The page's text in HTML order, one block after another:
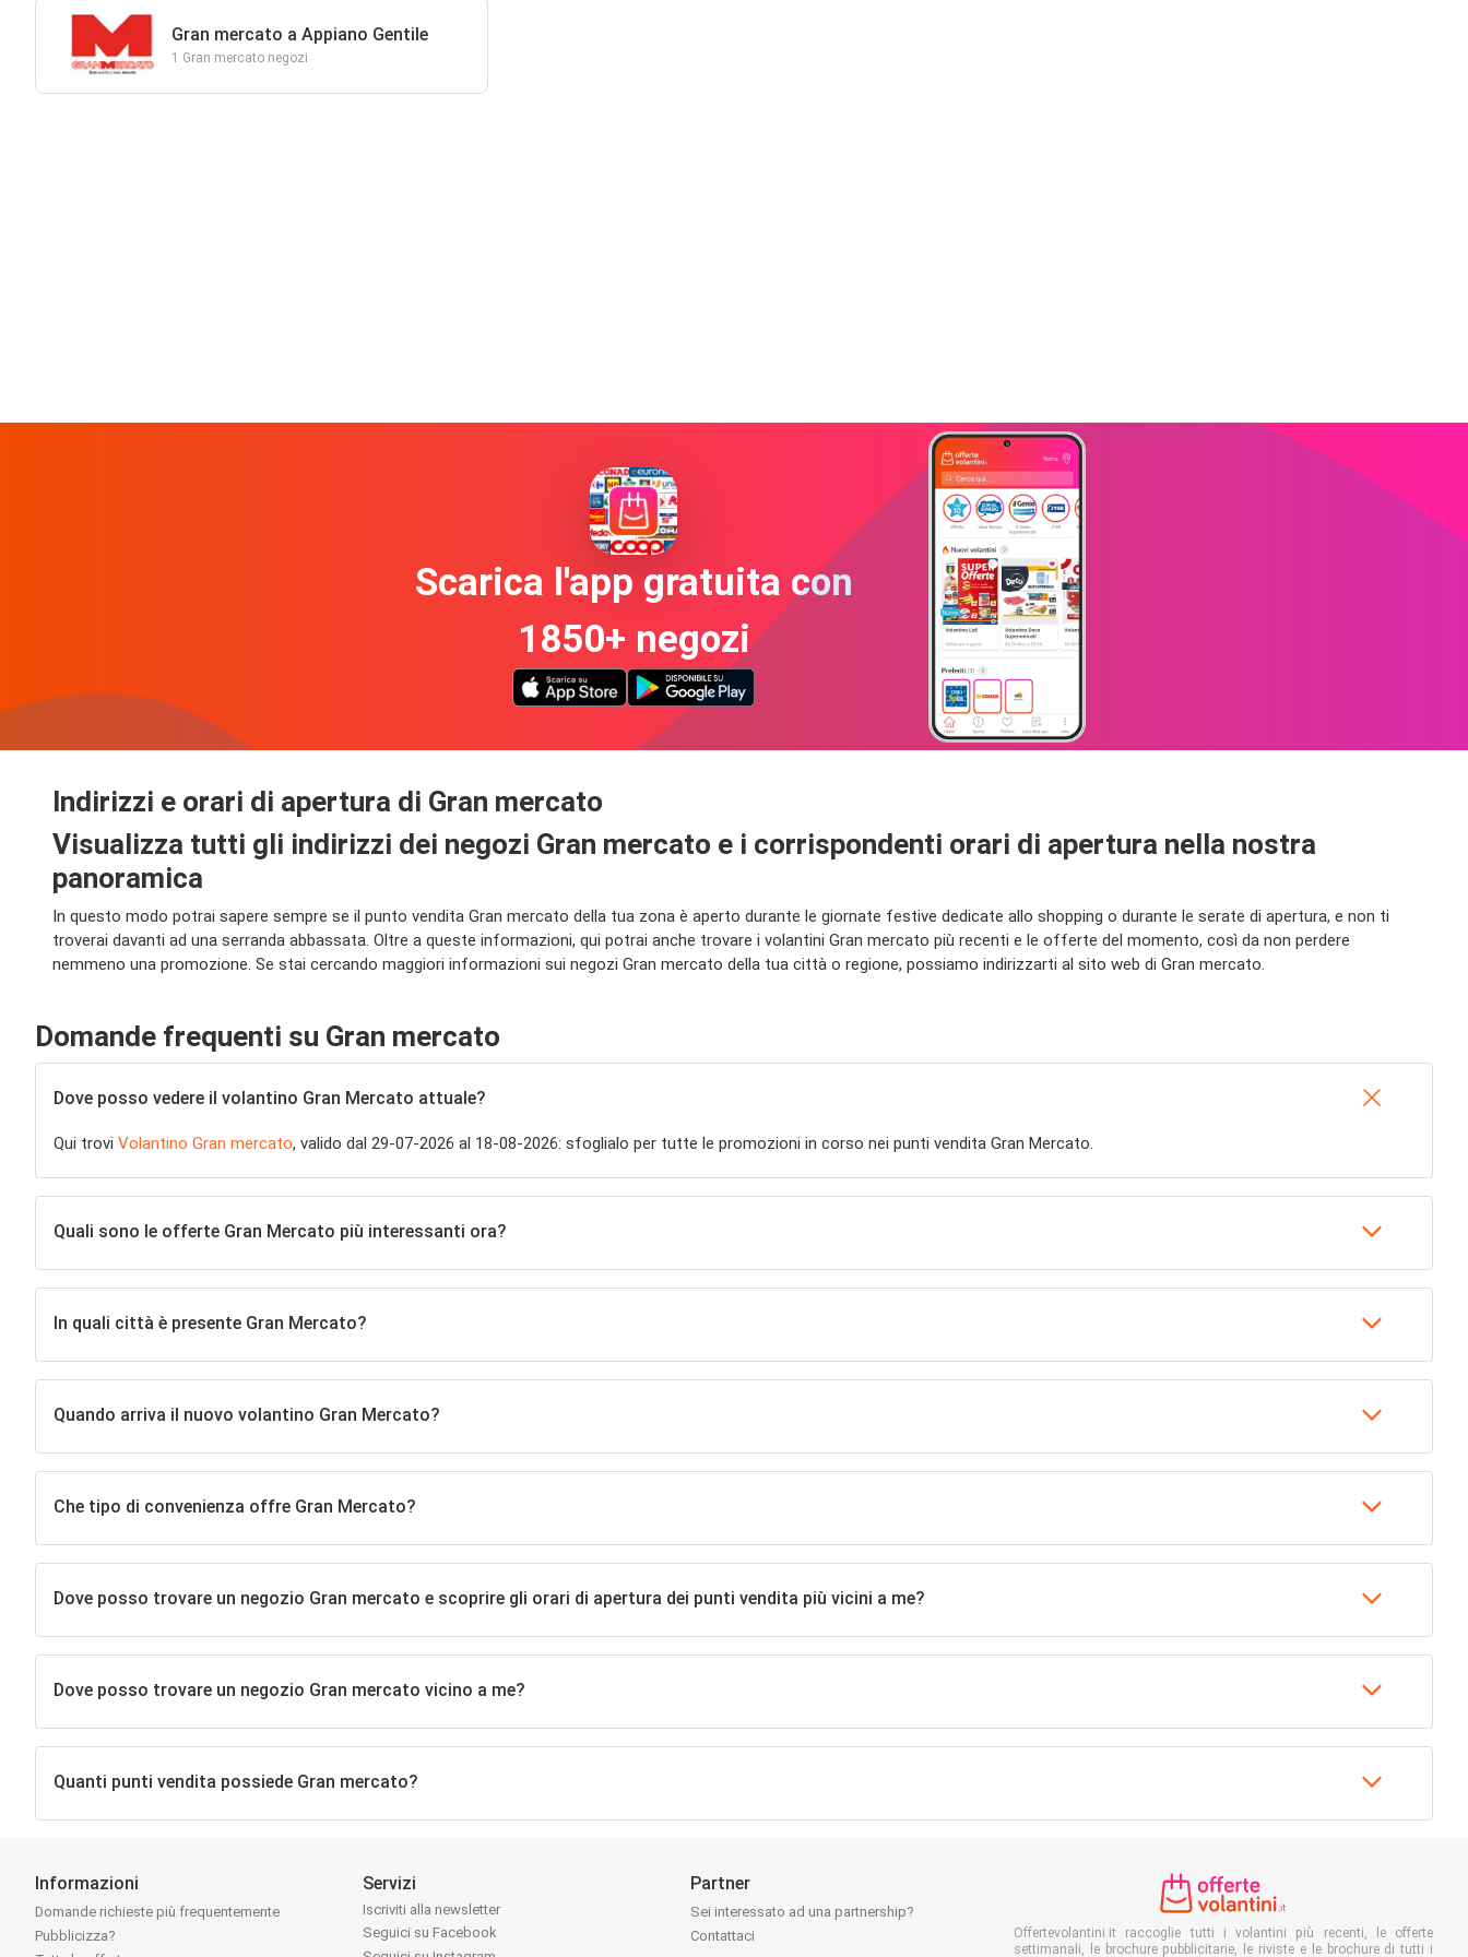
Gran mercato a Appiano Gentile
1 Gran mercato negozi
Scarica l'app gratuita con
1850+ negozi
Indirizzi e orari di apertura di Gran mercato
Visualizza tutti gli indirizzi dei negozi Gran mercato e i corrispondenti orari di apertura nella nostra
panoramica
In questo modo potrai sapere sempre se il punto vendita Gran mercato della tua zona è aperto durante le giornate festive dedicate allo shopping o durante le serate di apertura, e non ti
troverai davanti ad una serranda abbassata. Oltre a queste informazioni, qui potrai anche trovare i volantini Gran mercato più recenti e le offerte del momento, così da non perdere
nemmeno una promozione. Se stai cercando maggiori informazioni sui negozi Gran mercato della tua città o regione, possiamo indirizzarti al sito web di Gran mercato.
Domande frequenti su Gran mercato
Dove posso vedere il volantino Gran Mercato attuale?
Qui trovi Volantino Gran mercato, valido dal 29-07-2026 al 18-08-2026: sfoglialo per tutte le promozioni in corso nei punti vendita Gran Mercato.
Quali sono le offerte Gran Mercato più interessanti ora?
In quali città è presente Gran Mercato?
Quando arriva il nuovo volantino Gran Mercato?
Che tipo di convenienza offre Gran Mercato?
Dove posso trovare un negozio Gran mercato e scoprire gli orari di apertura dei punti vendita più vicini a me?
Dove posso trovare un negozio Gran mercato vicino a me?
Quanti punti vendita possiede Gran mercato?
Informazioni
Domande richieste più frequentemente
Pubblicizza?
Servizi
Iscriviti alla newsletter
Seguici su Facebook
Partner
Sei interessato ad una partnership?
Contattaci
Offertevolantini.it raccoglie tutti i volantini più recenti, le offerte
settimanali, le brochure pubblicitarie, le riviste e le brochure di tutti i